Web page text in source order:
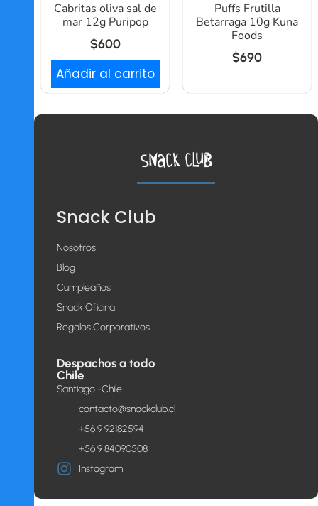
Cabritas oliva sal de
mar 12g Puripop
$600
Añadir al carrito
Puffs Frutilla
Betarraga 10g Kuna
Foods
$690
Snack Club
Nosotros
Blog
Cumpleaños
Snack Oficina
Regalos Corporativos
Despachos a todo
Chile
Santiago -Chile
contacto@snackclub.cl
+56 9 92182594
+56 9 84090508
Instagram